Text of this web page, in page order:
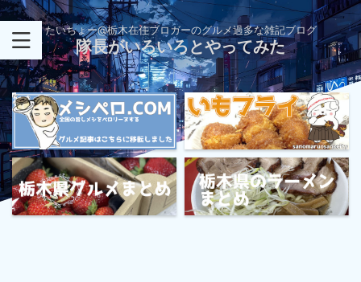
たいちょー@栃木在住ブロガーのグルメ過多な雑記ブログ
隊長がいろいろとやってみた